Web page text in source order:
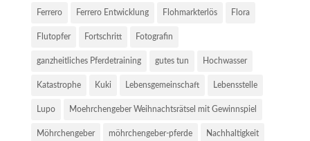
Ferrero Ferrero Entwicklung Flohmarkterlös Flora
Flutopfer Fortschritt Fotografin
ganzheitliches Pferdetraining gutes tun Hochwasser
Katastrophe Kuki Lebensgemeinschaft Lebensstelle
Lupo Moehrchengeber Weihnachtsrätsel mit Gewinnspiel
Möhrchengeber möhrchengeber-pferde Nachhaltigkeit